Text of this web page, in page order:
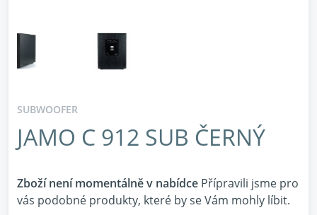
SUBWOOFER
JAMO C 912 SUB ČERNÝ
Zboží není momentálně v nabídce Přípravili jsme pro
vás podobné produkty, které by se Vám mohly líbit.